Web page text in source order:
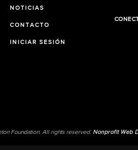
NOTICIAS
CONTACTO
INICIAR SESIÓN
Foundation. All rights reserved. Nonprofit Web